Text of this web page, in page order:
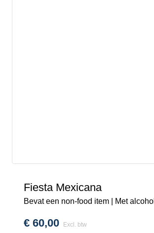
Fiesta Mexicana
Bevat een non-food item | Met alcohol
€ 60,00 Excl. btw